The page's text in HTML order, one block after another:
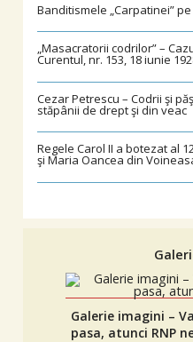
Banditismele „Carpatinei”
„Masacratorii codrilor” –
Curentul, nr. 153, 18 iunie
Cezar Petrescu – Codrii şi
stăpânii de drept şi din veac
Regele Carol II a botezat al
şi Maria Oancea din
Galerie imagini –
pasa, atunci RNP